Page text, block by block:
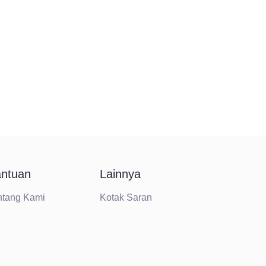
Kami
Lainnya
Kotak Saran